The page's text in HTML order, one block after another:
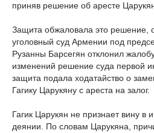
приняв решение об аресте
Защита обжаловала это решение,
уголовный суд Армении под
Рузанны Барсегян отклонил
изменений решение суда первой
защита подала ходатайство о
Гагику Царукяну с ареста на залог.
Гагик Царукян не признает вину
деянии. По словам Царукяна,